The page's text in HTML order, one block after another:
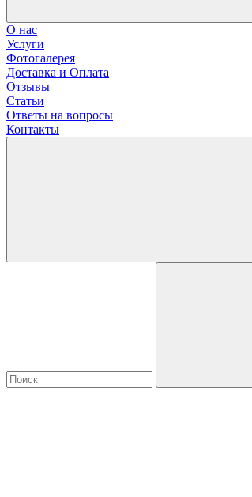
О нас
Услуги
Фотогалерея
Доставка и Оплата
Отзывы
Статьи
Ответы на вопросы
Контакты